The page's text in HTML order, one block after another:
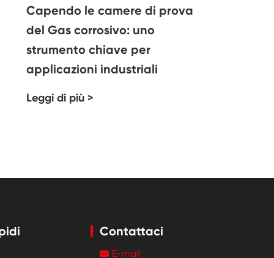
Capendo le camere di prova
del Gas corrosivo: uno
strumento chiave per
applicazioni industriali
Leggi di più >
Contattaci
 E-mail: